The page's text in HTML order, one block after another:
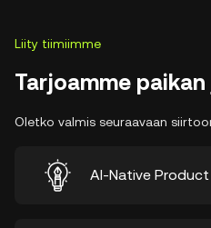
Liity tiimiimme
Tarjoamme
Oletko valmis seuraavaan
AI-Native